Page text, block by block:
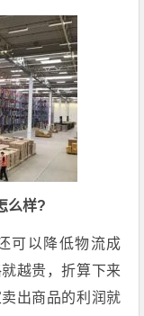
么样?
可以降低物流成
越贵，折算下来
出商品的利润就